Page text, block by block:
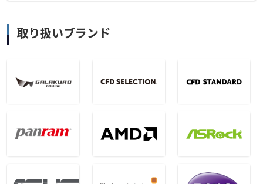
取り扱いブランド